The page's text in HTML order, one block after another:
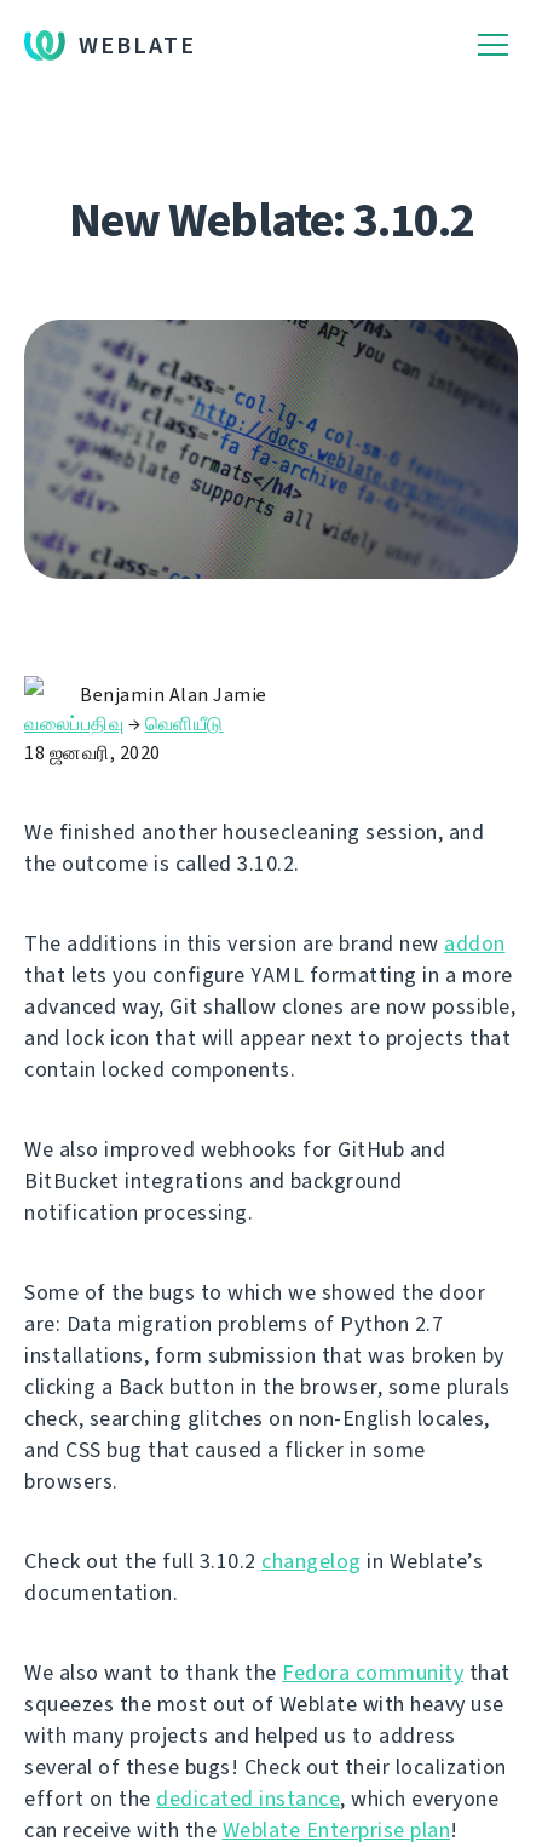
WEBLATE
New Weblate: 3.10.2
Benjamin Alan Jamie
வலைப்பதிவு →வெளியீடு
18 ஜனவரி, 2020
We finished another housecleaning session, and
the outcome is called 3.10.2.
The additions in this version are brand new addon
that lets you configure YAML formatting in a more
advanced way, Git shallow clones are now possible,
and lock icon that will appear next to projects that
contain locked components.
We also improved webhooks for GitHub and
BitBucket integrations and background
notification processing.
Some of the bugs to which we showed the door
are: Data migration problems of Python 2.7
installations, form submission that was broken by
clicking a Back button in the browser, some plurals
check, searching glitches on non-English locales,
and CSS bug that caused a flicker in some
browsers.
Check out the full 3.10.2 changelog in Weblate’s
documentation.
We also want to thank the Fedora community that
squeezes the most out of Weblate with heavy use
with many projects and helped us to address
several of these bugs! Check out their localization
effort on the dedicated instance, which everyone
can receive with the Weblate Enterprise plan!